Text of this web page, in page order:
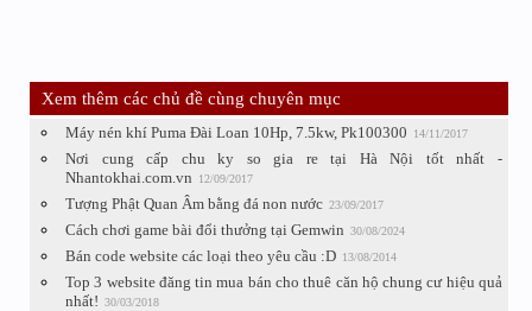
Xem thêm các chủ đề cùng chuyên mục
Máy nén khí Puma Đài Loan 10Hp, 7.5kw, Pk100300 14/11/2017
Nơi cung cấp chu ky so gia re tại Hà Nội tốt nhất -
Nhantokhai.com.vn
12/09/2017
Tượng Phật Quan Âm bằng đá non nước 23/09/2017
Cách chơi game bài đổi thưởng tại Gemwin 30/08/2024
Bán code website các loại theo yêu cầu :D 13/08/2014
Top 3 website đăng tin mua bán cho thuê căn hộ chung cư hiệu quả
nhất! 30/03/2018